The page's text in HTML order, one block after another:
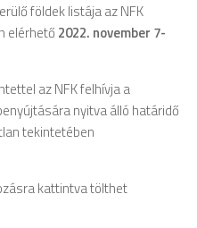
földek listája az NFK
elérhető 2022. november 7-
az NFK felhívja a
nyitva álló határidő
tekintetében
kattintva tölthet